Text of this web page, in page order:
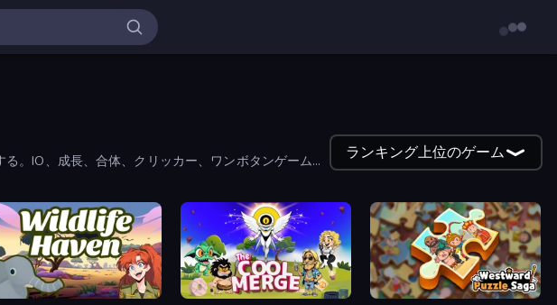
。IO、成長、合体、クリッカー、ワンボタンゲームな
ランキング上位のゲーム
Wildlife Haven: Sandbox Safari The Cool Merge Westward Puzzle Saga